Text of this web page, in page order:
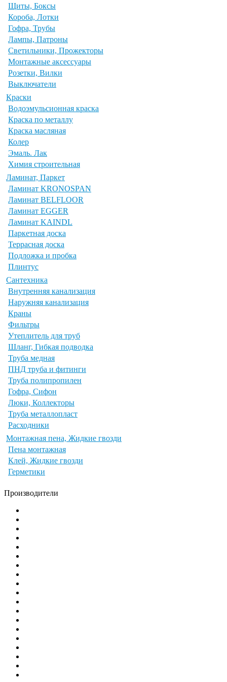
Щиты, Боксы
Короба, Лотки
Гофра, Трубы
Лампы, Патроны
Светильники, Прожекторы
Монтажные аксессуары
Розетки, Вилки
Выключатели
Краски
Водоэмульсионная краска
Краска по металлу
Краска масляная
Колер
Эмаль. Лак
Химия строительная
Ламинат, Паркет
Ламинат KRONOSPAN
Ламинат BELFLOOR
Ламинат EGGER
Ламинат KAINDL
Паркетная доска
Террасная доска
Подложка и пробка
Плинтус
Сантехника
Внутренняя канализация
Наружняя канализация
Краны
Фильтры
Утеплитель для труб
Шланг, Гибкая подводка
Труба медная
ПНД труба и фитинги
Труба полипропилен
Гофра, Сифон
Люки, Коллекторы
Труба металлопласт
Расходники
Монтажная пена, Жидкие гвозди
Пена монтажная
Клей, Жидкие гвозди
Герметики
Производители